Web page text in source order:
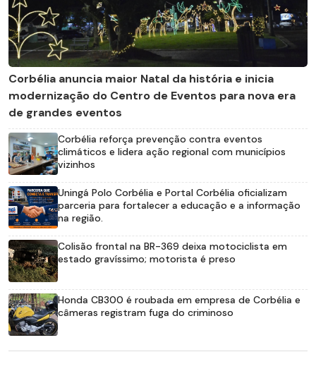
Corbélia anuncia maior Natal da história e inicia
modernização do Centro de Eventos para nova era
de grandes eventos
Corbélia reforça prevenção contra eventos
climáticos e lidera ação regional com municípios
vizinhos
Uningá Polo Corbélia e Portal Corbélia oficializam
parceria para fortalecer a educação e a informação
na região.
Colisão frontal na BR-369 deixa motociclista em
estado gravíssimo; motorista é preso
Honda CB300 é roubada em empresa de Corbélia e
câmeras registram fuga do criminoso